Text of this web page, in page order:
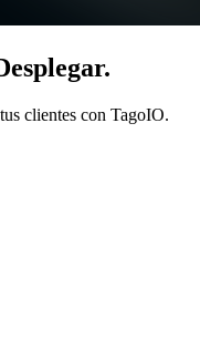
clientes con TagoIO.